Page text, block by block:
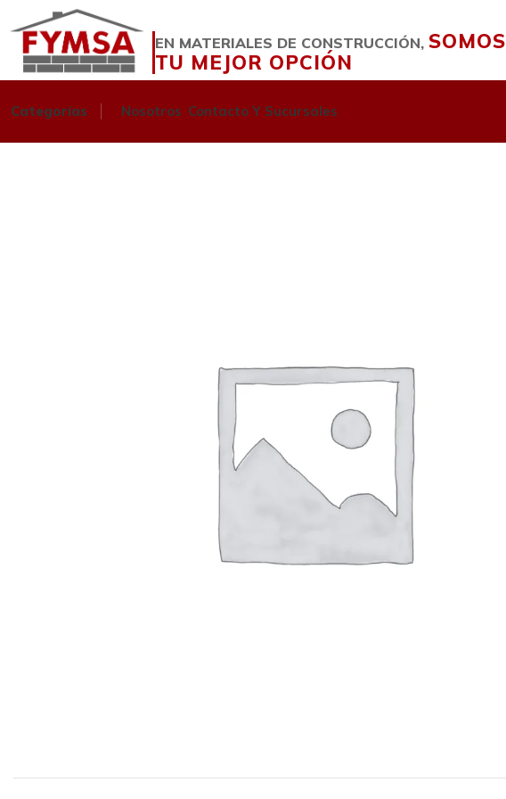
EN MATERIALES DE CONSTRUCCIÓN, SOMOS
TU MEJOR OPCIÓN
Categorías
Productos Populares
Nosotros Contacto Y Sucursales